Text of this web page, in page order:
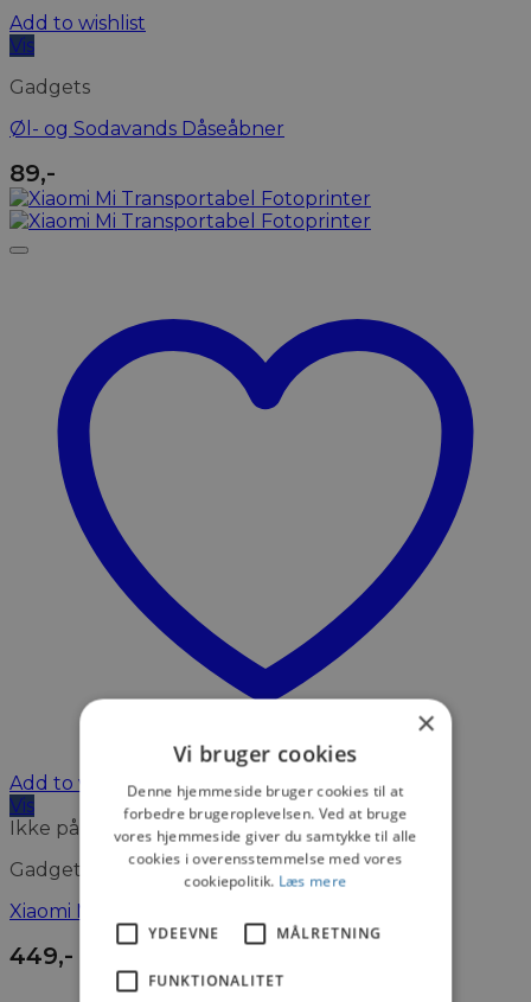
Add to wishlist
Vis
Gadgets
Øl- og Sodavands Dåseåbner
89,-
Add to wishlist
Vis
Ikke på lager
Gadgets
Xiaomi Mi Transportabel Fotoprinter
449,-
×
Vi bruger cookies
Denne hjemmeside bruger cookies til at
forbedre brugeroplevelsen. Ved at bruge
vores hjemmeside giver du samtykke til alle
cookies i overensstemmelse med vores
cookiepolitik. Læs mere
YDEEVNE MÅLRETNING
FUNKTIONALITET